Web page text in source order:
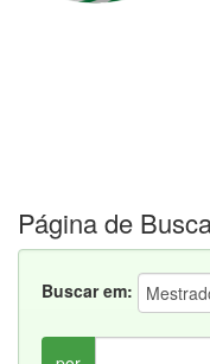
Página de
Buscar em: